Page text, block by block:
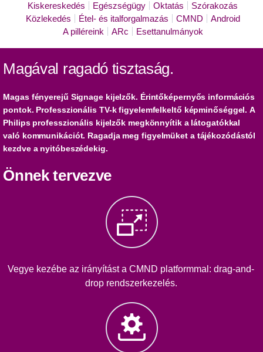
Kiskereskedés
Egészségügy Oktatás
Szórakozás
Közlekedés
Étel- és italforgalmazás CMND
Android
A pilléreink
ARc Esettanulmányok
Magával ragadó tisztaság.
Magas fényerejű Signage kijelzők. Érintőképernyős információs
pontok. Professzionális TV-k figyelemfelkeltő képminőséggel. A
Philips professzionális kijelzők megkönnyítik a látogatókkal
való kommunikációt. Ragadja meg figyelmüket a tájékozódástól
kezdve a nyitóbeszédekig.
Önnek tervezve
Vegye kezébe az irányítást a CMND platformmal: drag-and-
drop rendszerkezelés.